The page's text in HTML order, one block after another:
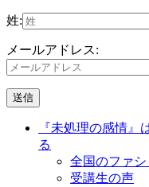
姓:
メールアドレス:
『未処理の感情』
る
全国のファ
受講生の声